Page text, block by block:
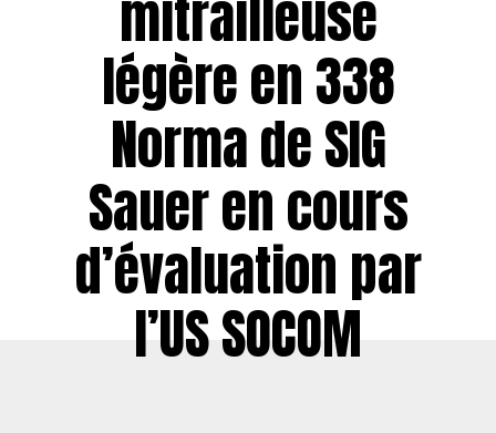
mitrailleuse
légère en 338
Norma de SIG
Sauer en cours
d’évaluation par
l’US SOCOM